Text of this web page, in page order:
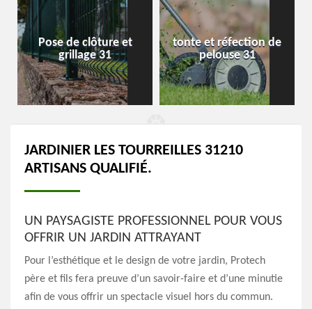
Pose de clôture et
grillage 31
tonte et réfection de
pelouse 31
JARDINIER LES TOURREILLES 31210
ARTISANS QUALIFIÉ.
UN PAYSAGISTE PROFESSIONNEL POUR VOUS
OFFRIR UN JARDIN ATTRAYANT
Pour l’esthétique et le design de votre jardin, Protech
père et fils fera preuve d’un savoir-faire et d’une minutie
afin de vous offrir un spectacle visuel hors du commun.